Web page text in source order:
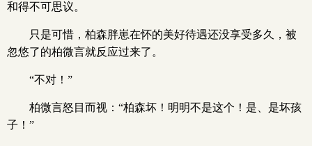
和得不可思议。
只是可惜，柏森胖崽在怀的美好待遇还没享受多久，被
忽悠了的柏微言就反应过来了。
“不对！”
柏微言怒目而视：“柏森坏！明明不是这个！是、是坏孩
子！”